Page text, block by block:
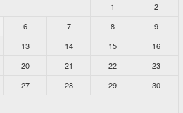
1
2
6 7 8
9
13 14 15
16
20 21 22
23
27 28 29
30